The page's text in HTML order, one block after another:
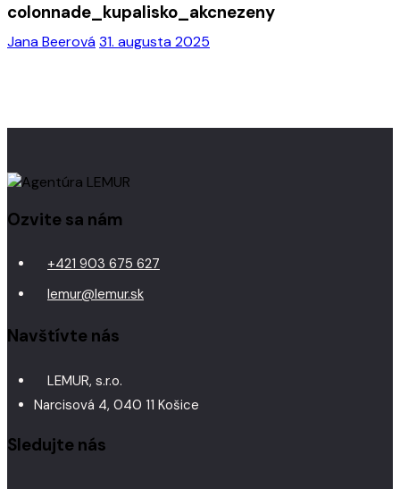
Jana Beerová31. augusta 2025
colonnade_kupalisko_akcnezeny
Ozvite sa nám
+421 903 675 627
lemur@lemur.sk
Navštívte nás
LEMUR, s.r.o.
Narcisová 4, 040 11 Košice
Sledujte nás